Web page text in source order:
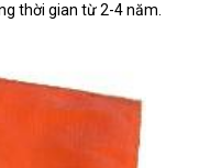
thời gian từ 2-4 năm.